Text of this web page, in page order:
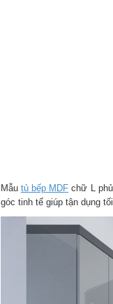
Mẫu tủ bếp MDF chữ L
góc tinh tế giúp tận dụng